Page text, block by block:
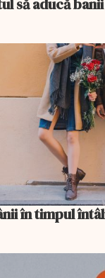
în timpul